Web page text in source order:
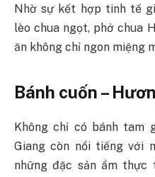
Nhờ sự kết hợp tinh tế
lèo chua ngọt, phở chua
ăn không chỉ ngon miệng
Bánh cuốn –
Không chỉ có bánh tam
Giang còn nổi tiếng với
những đặc sản ẩm thực